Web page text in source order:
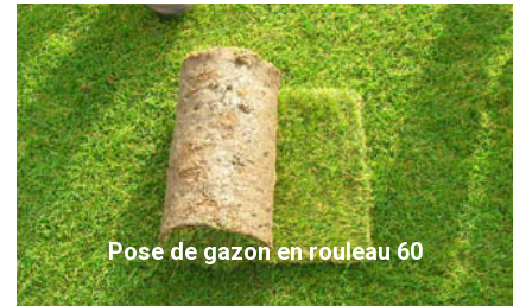
Pose de gazon en rouleau 60